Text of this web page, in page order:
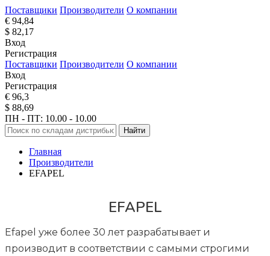
Поставщики Производители О компании
€ 94,84
$ 82,17
Вход
Регистрация
Поставщики Производители О компании
Вход
Регистрация
€ 96,3
$ 88,69
ПН - ПТ: 10.00 - 10.00
Найти
Главная
Производители
EFAPEL
EFAPEL
Efapel уже более 30 лет разрабатывает и
производит в соответствии с самыми строгими